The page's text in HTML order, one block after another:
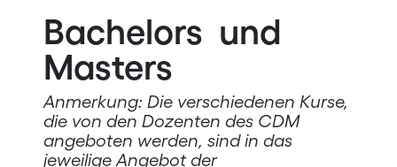
Bachelors und
Masters
Anmerkung: Die verschiedenen Kurse,
die von den Dozenten des CDM
angeboten werden, sind in das
jeweilige Angebot der